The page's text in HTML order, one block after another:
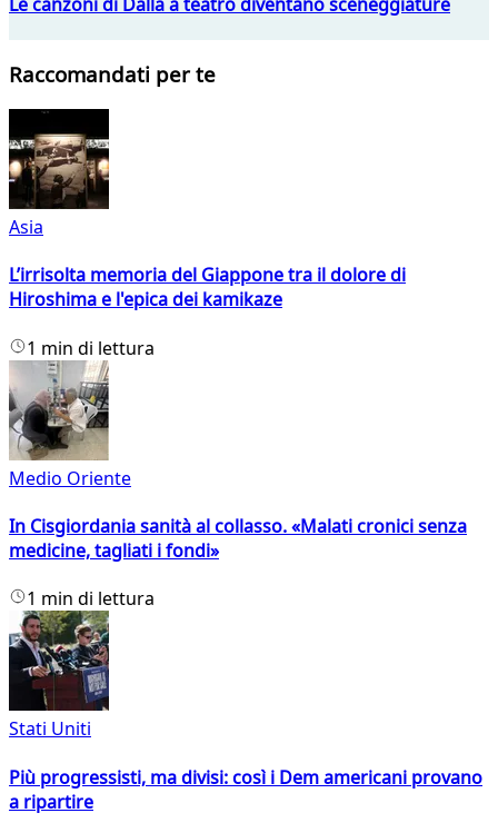
Raccomandati per te
Asia
L’irrisolta memoria del Giappone tra il dolore di
Hiroshima e l'epica dei kamikaze
1 min di lettura
Medio Oriente
In Cisgiordania sanità al collasso. «Malati cronici senza
medicine, tagliati i fondi»
1 min di lettura
Stati Uniti
Più progressisti, ma divisi: così i Dem americani provano
a ripartire